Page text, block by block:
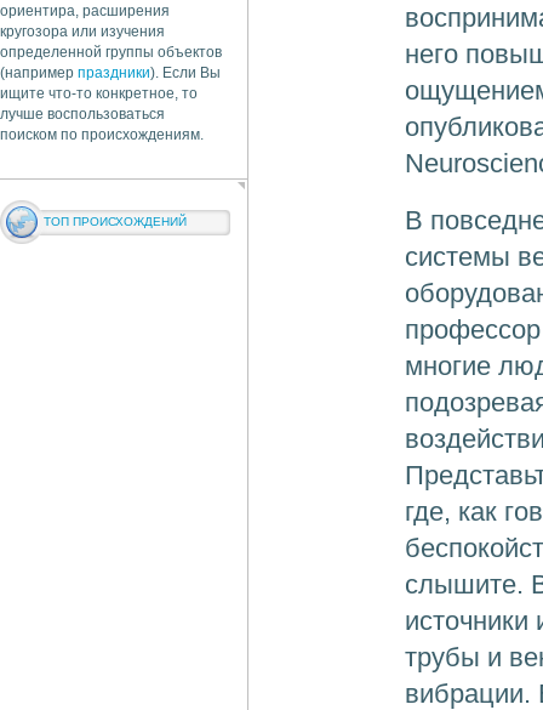
ориентира, расширения
кругозора или изучения
определенной группы объектов
(например праздники). Если Вы
ищите что-то конкретное, то
лучше воспользоваться
поиском по происхождениям.
ТОП ПРОИСХОЖДЕНИЙ
него
В
системы
многие
где, как
слышите.
трубы и
вибрации.